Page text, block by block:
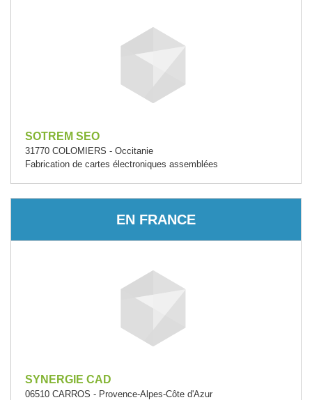
SOTREM SEO
31770 COLOMIERS - Occitanie
Fabrication de cartes électroniques assemblées
EN FRANCE
SYNERGIE CAD
06510 CARROS - Provence-Alpes-Côte d'Azur